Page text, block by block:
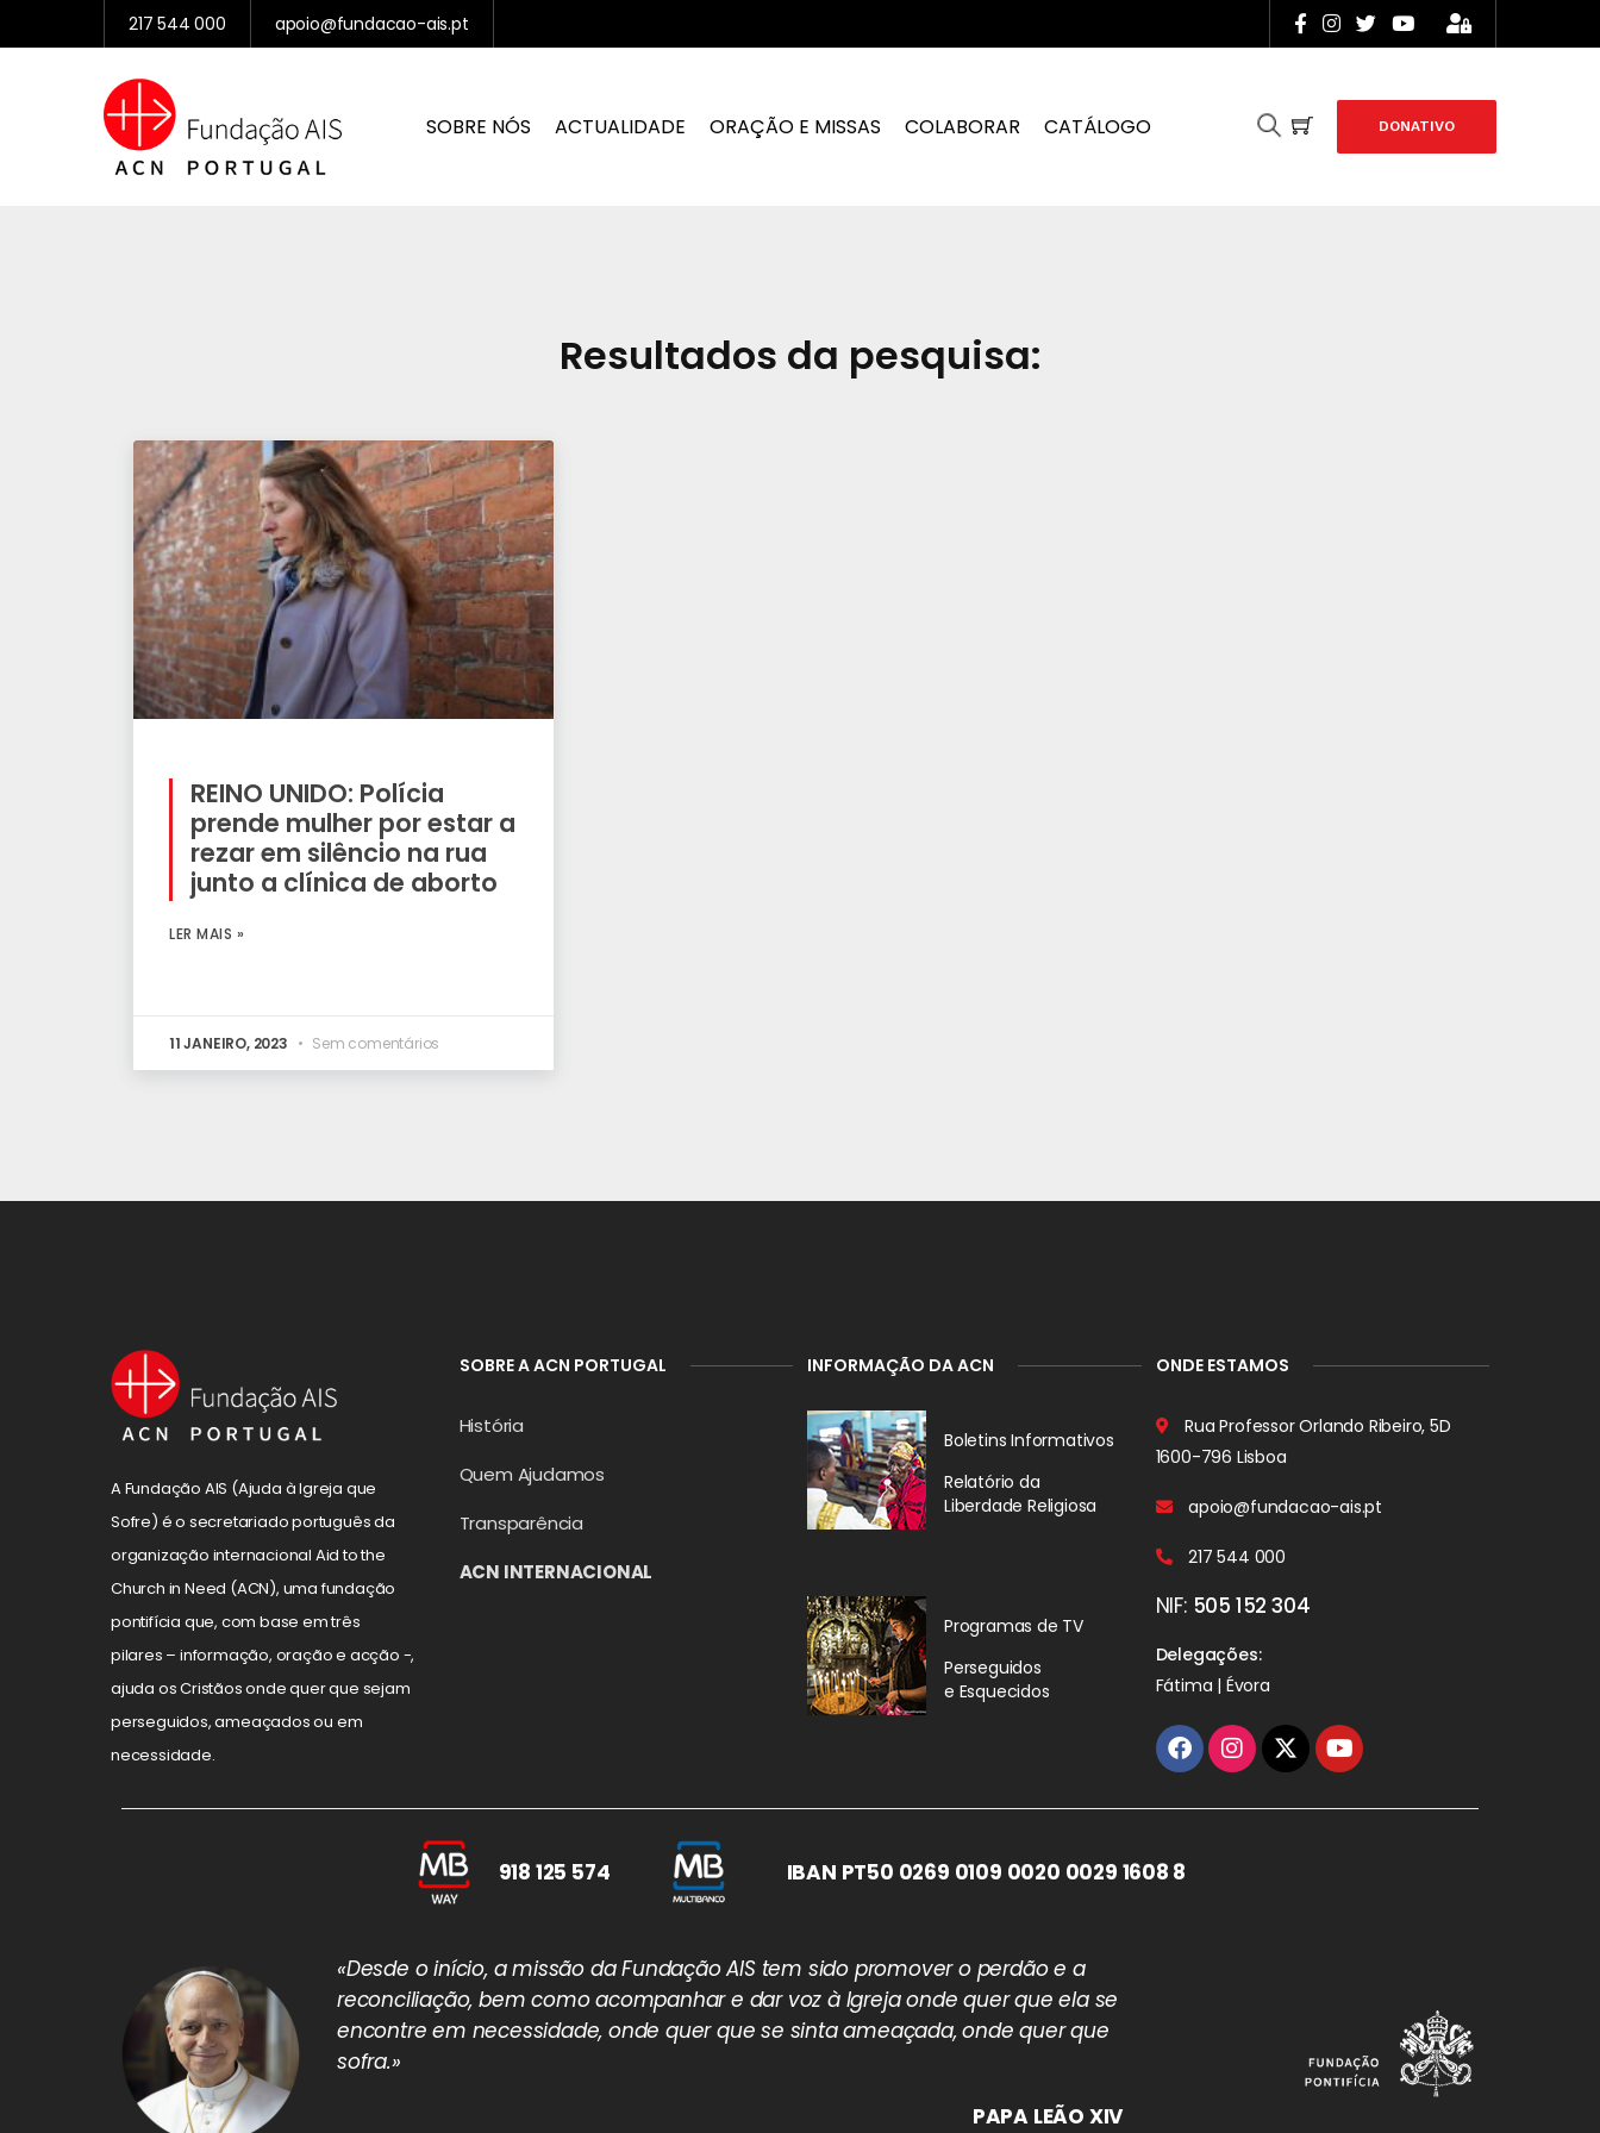
217 544 000 apoio@fundacao-ais.pt
SOBRE NÓS ACTUALIDADE ORAÇÃO E MISSAS COLABORAR CATÁLOGO DONATIVO
Resultados da pesquisa:
REINO UNIDO: Polícia
prende mulher por estar a
rezar em silêncio na rua
junto a clínica de aborto
LER MAIS »
11 JANEIRO, 2023 Sem comentários
A Fundação AIS (Ajuda à Igreja que
Sofre) é o secretariado português da
organização internacional Aid to the
Church in Need (ACN), uma fundação
pontifícia que, com base em três
pilares – informação, oração e acção -,
ajuda os Cristãos onde quer que sejam
perseguidos, ameaçados ou em
necessidade.
SOBRE A ACN PORTUGAL
História
Quem Ajudamos
Transparência
ACN INTERNACIONAL
INFORMAÇÃO DA ACN
Boletins Informativos
Relatório da
Liberdade Religiosa
Programas de TV
Perseguidos
e Esquecidos
ONDE ESTAMOS
Rua Professor Orlando Ribeiro, 5D
1600-796 Lisboa
apoio@fundacao-ais.pt
217 544 000
NIF: 505 152 304
Delegações:
Fátima | Évora
918 125 574 IBAN PT50 0269 0109 0020 0029 1608 8
«Desde o início, a missão da Fundação AIS tem sido promover o perdão e a
reconciliação, bem como acompanhar e dar voz à Igreja onde quer que ela se
encontre em necessidade, onde quer que se sinta ameaçada, onde quer que
sofra.»
PAPA LEÃO XIV